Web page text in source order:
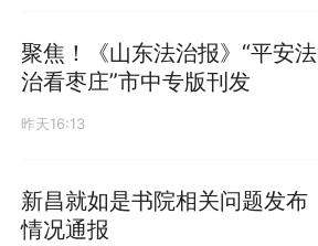
聚焦！《山东法治报》“平安法
治看枣庄”市中专版刊发
昨天16:13
新昌就如是书院相关问题发布
情况通报